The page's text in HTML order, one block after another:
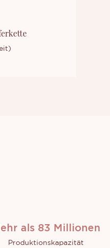
als 99 Millionen
Produktionskapazität